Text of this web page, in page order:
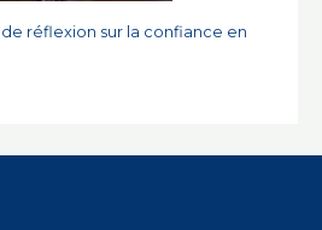
réflexion sur la confiance en